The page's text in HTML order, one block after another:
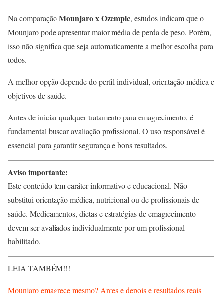
Na comparaçãoMounjaro x Ozempic, estudos indicam que o
Mounjaro pode apresentar maior média de perda de peso. Porém,
isso não significa que seja automaticamente a melhor escolha para
todos.
A melhor opção depende do perfil individual, orientação médica e
objetivos de saúde.
Antes de iniciar qualquer tratamento para emagrecimento, é
fundamental buscar avaliação profissional. O uso responsável é
essencial para garantir segurança e bons resultados.
Aviso importante:
Este conteúdo tem caráter informativo e educacional. Não
substitui orientação médica, nutricional ou de profissionais de
saúde. Medicamentos, dietas e estratégias de emagrecimento
devem ser avaliados individualmente por um profissional
habilitado.
LEIA TAMBÉM!!!
Mounjaro emagrece mesmo? Antes e depois e resultados reais